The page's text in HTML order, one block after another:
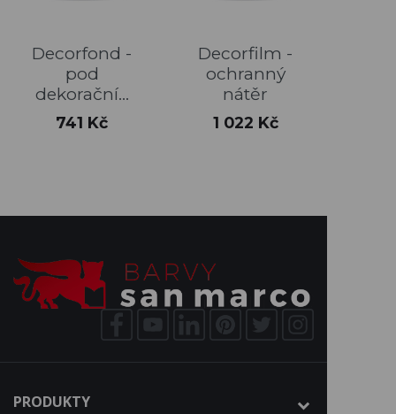
Decorfond -
pod
dekorační...
Cena
741 Kč
Decorfilm -
ochranný
nátěr
Cena
1 022 Kč
PRODUKTY